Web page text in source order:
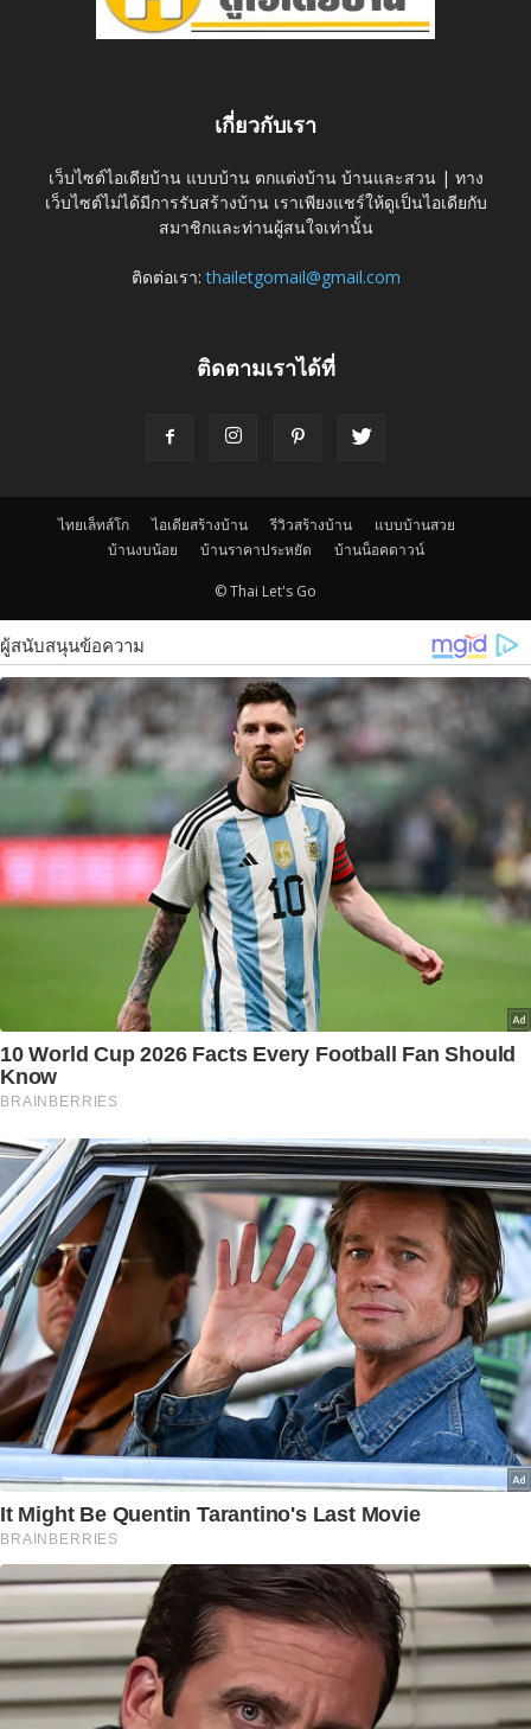
เกี่ยวกับเรา
เว็บไซต์ไอเดียบ้าน แบบบ้าน ตกแต่งบ้าน บ้านและสวน | ทาง
เว็บไซต์ไม่ได้มีการรับสร้างบ้าน เราเพียงแชร์ให้ดูเป็นไอเดียกับ
สมาชิกและท่านผู้สนใจเท่านั้น
ติดต่อเรา:thailetgomail@gmail.com
ติดตามเราได้ที่
ไทยเล็ทส์โก ไอเดียสร้างบ้าน รีวิวสร้างบ้าน
แบบบ้านสวย
บ้านงบน้อย
บ้านราคาประหยัด บ้านน็อคดาวน์
© Thai Let's Go